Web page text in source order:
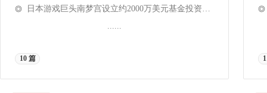
日本游戏巨头南梦宫设立约2000万美元基金投资Web3及元宇宙公司
......
10 篇